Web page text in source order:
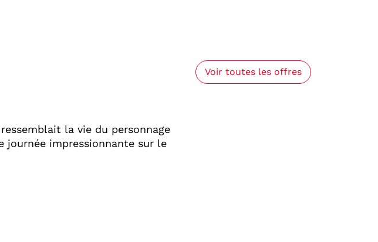
la vie du personnage
journée impressionnante sur le
Voir toutes les offres